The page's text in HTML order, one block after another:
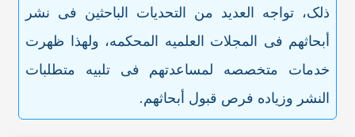
ذلک، تواجه العدید من التحدیات الباحثین فی نشر
أبحاثهم فی المجلات العلمیه المحکمه، ولهذا ظهرت
خدمات متخصصه لمساعدتهم فی تلبیه متطلبات
النشر وزیاده فرص قبول أبحاثهم.